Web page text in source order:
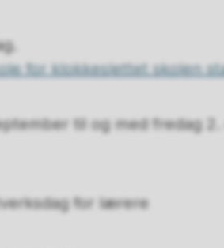
for klokkeslettet skolen
til og med fredag
for lærere